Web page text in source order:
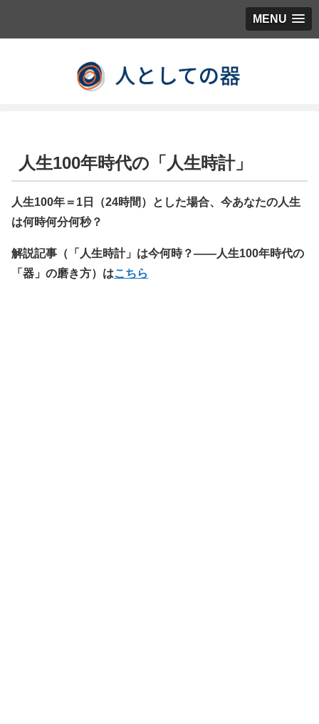
MENU
人生100年時代の「人生時計」
人生100年＝1日（24時間）とした場合、今あなたの人生
は何時何分何秒？
解説記事（「人生時計」は今何時？――人生100年時代の
「器」の磨き方）はこちら